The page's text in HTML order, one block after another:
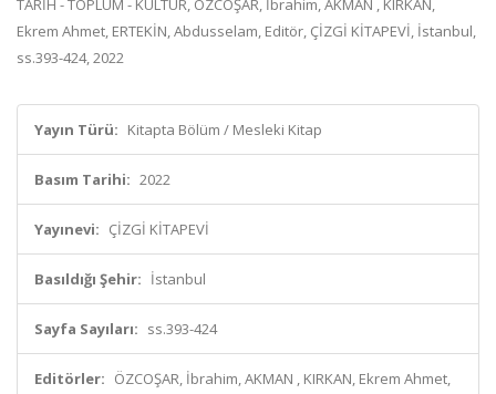
TARİH - TOPLUM - KÜLTÜR, ÖZCOŞAR, İbrahim, AKMAN , KIRKAN,
Ekrem Ahmet, ERTEKİN, Abdusselam, Editör, ÇİZGİ KİTAPEVİ, İstanbul,
ss.393-424, 2022
Yayın Türü: Kitapta Bölüm / Mesleki Kitap
Basım Tarihi: 2022
Yayınevi: ÇİZGİ KİTAPEVİ
Basıldığı Şehir: İstanbul
Sayfa Sayıları: ss.393-424
Editörler: ÖZCOŞAR, İbrahim, AKMAN , KIRKAN, Ekrem Ahmet,